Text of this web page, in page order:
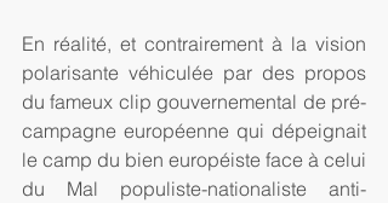
En réalité, et contrairement à la vision
polarisante véhiculée par des propos
du fameux clip gouvernemental de pré-
campagne européenne qui dépeignait
le camp du bien européiste face à celui
du Mal populiste-nationaliste anti-